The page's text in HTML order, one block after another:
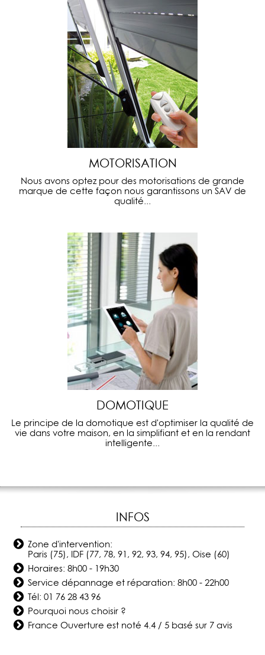
MOTORISATION
Nous avons optez pour des motorisations de grande
marque de cette façon nous garantissons un SAV de
qualité...
DOMOTIQUE
Le principe de la domotique est d'optimiser la qualité de
vie dans votre maison, en la simplifiant et en la rendant
intelligente...
INFOS
Zone d'intervention:
Paris (75), IDF (77, 78, 91, 92, 93, 94, 95), Oise (60)
Horaires: 8h00 - 19h30
Service dépannage et réparation: 8h00 - 22h00
Tél:01 76 28 43 96
Pourquoi nous choisir ?
France Ouverture est noté4.4 /5 basé sur 7avis